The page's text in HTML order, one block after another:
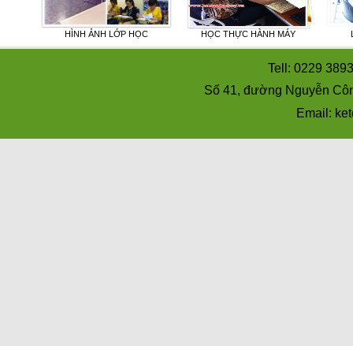
HÌNH ẢNH LỚP HỌC HỌC THỰC HÀNH MÁY
Tell: 0229
Số 41, đường Nguyễn
Email: